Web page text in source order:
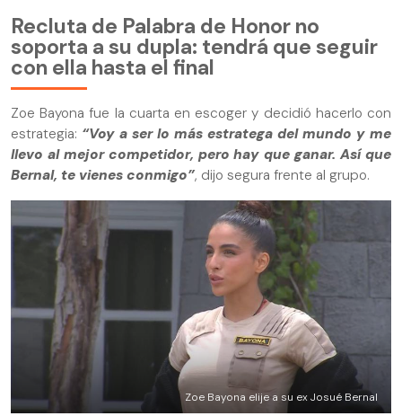
Recluta de Palabra de Honor no
soporta a su dupla: tendrá que seguir
con ella hasta el final
Zoe Bayona fue la cuarta en escoger y decidió hacerlo con
estrategia: “Voy a ser lo más estratega del mundo y me
llevo al mejor competidor, pero hay que ganar. Así que
Bernal, te vienes conmigo”, dijo segura frente al grupo.
Zoe Bayona elije a su ex Josué Bernal